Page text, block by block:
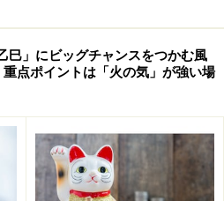
ンは必須！
など、目には見えないマイナス
プラスの気で満たしてくれま
えている植物だと「成長」の気
巳」にビッグチャンスをつかむ風
点ポイントは「火の気」が強い場